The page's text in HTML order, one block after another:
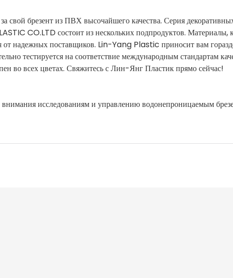
свой брезент из ПВХ высочайшего качества. Серия
CO.LTD состоит из нескольких подпродуктов. Материалы,
от надежных поставщиков. Lin-Yang Plastic приносит вам
тестируется на соответствие международным стандартам
во всех цветах. Свяжитесь с Лин-Янг Пластик прямо сейчас!
исследованиям и управлению водонепроницаемым